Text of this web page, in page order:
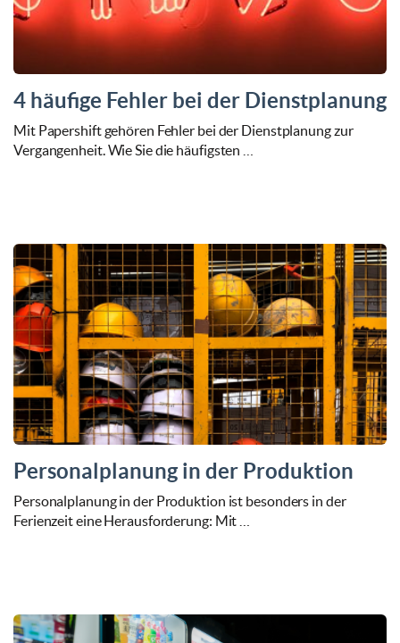
4 häufige Fehler bei der Dienstplanung
Mit Papershift gehören Fehler bei der Dienstplanung zur
Vergangenheit. Wie Sie die häufigsten …
Personalplanung in der Produktion
Personalplanung in der Produktion ist besonders in der
Ferienzeit eine Herausforderung: Mit …